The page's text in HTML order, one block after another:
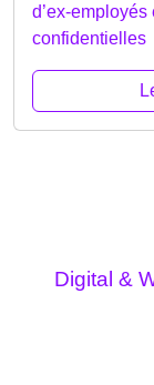
d’ex-employés
confidentielles
Digital &